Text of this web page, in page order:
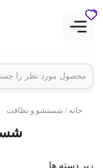
خانه / شستشو و نظافت
زیر دسته ها